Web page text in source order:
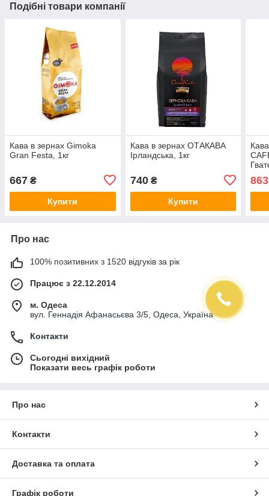
Подібні товари компанії
Кава в зернах Gimoka
Gran Festa, 1кг
667 ₴
Купити
Кава в зернах ОТАКАВА
Ірландська, 1кг
740₴
Купити
Про нас
100% позитивних з 1520 відгуків за рік
Працює з 22.12.2014
м. Одеса
вул. Геннадія Афанасьєва 3/5, Одеса, Україна
Контакти
Сьогодні вихідний
Показати весь графік роботи
Про нас
Контакти
Доставка та оплата
Графік роботи